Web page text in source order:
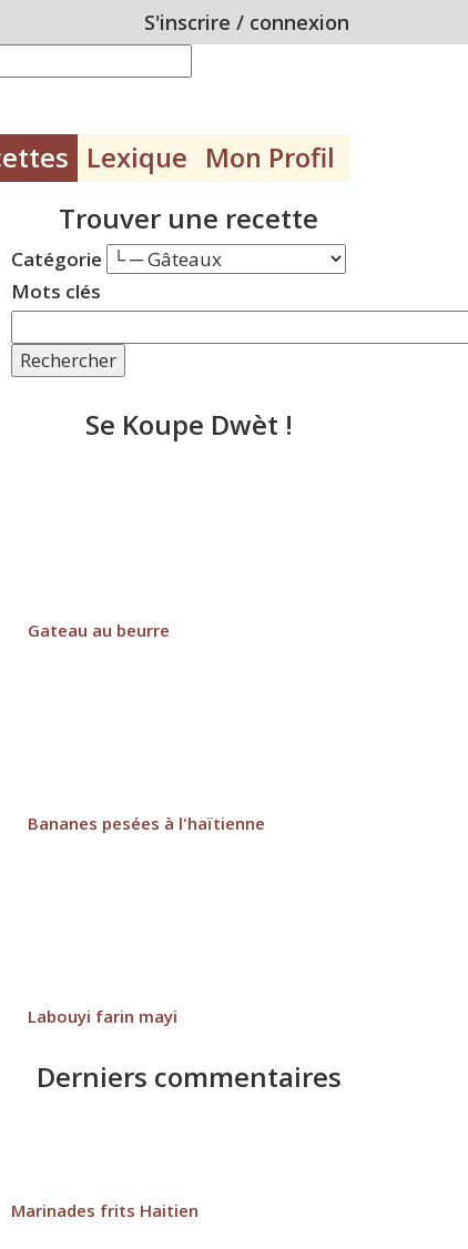
S'inscrire / connexion
Lexique Mon Profil
Trouver une recette
Catégorie
Mots clés
Rechercher
Se Koupe Dwèt !
Gateau au beurre
Bananes pesées à l'haïtienne
Labouyi farin mayi
Derniers commentaires
Marinades frits Haitien